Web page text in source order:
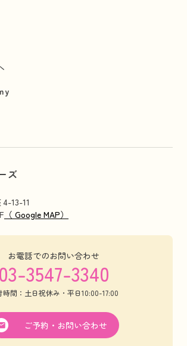
ズ
13-11
（ Google MAP）
お電話でのお問い合わせ
03-3547-3340
時間：土日祝休み・平日10:00-17:00
ご予約・お問い合わせ